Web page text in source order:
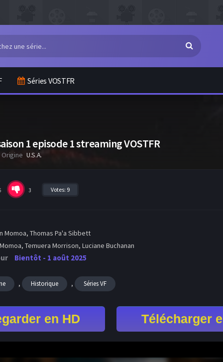
Séries VOSTFR
1 episode 1 streaming VOSTFR
Origine U.S.A.
3 Votes: 9
Momoa, Thomas Pa'a Sibbett
Temuera Morrison, Luciane Buchanan
Bientôt - 1 août 2025
, Historique , Séries VF
en HD Télécharger